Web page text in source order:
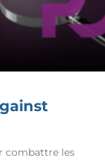
combattre les